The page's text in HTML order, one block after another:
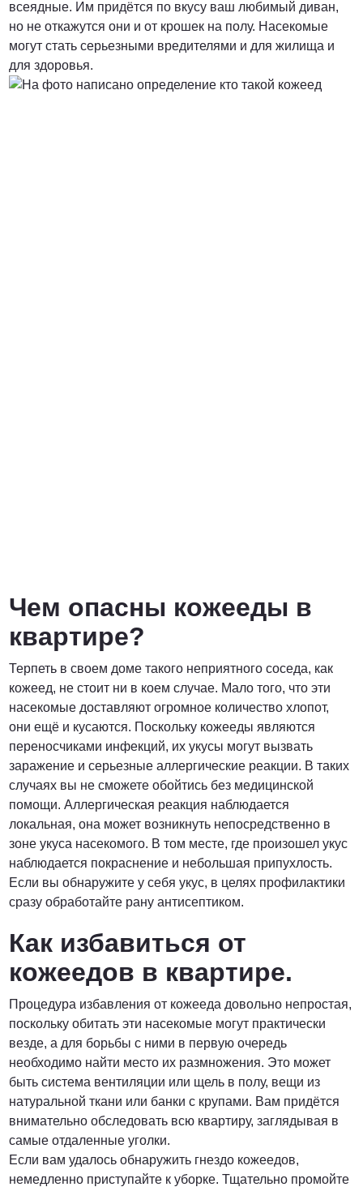
всеядные. Им придётся по вкусу ваш любимый диван,
но не откажутся они и от крошек на полу. Насекомые
могут стать серьезными вредителями и для жилища и
для здоровья.
Чем опасны кожееды в
квартире?
Терпеть в своем доме такого неприятного соседа, как
кожеед, не стоит ни в коем случае. Мало того, что эти
насекомые доставляют огромное количество хлопот,
они ещё и кусаются. Поскольку кожееды являются
переносчиками инфекций, их укусы могут вызвать
заражение и серьезные аллергические реакции. В таких
случаях вы не сможете обойтись без медицинской
помощи. Аллергическая реакция наблюдается
локальная, она может возникнуть непосредственно в
зоне укуса насекомого. В том месте, где произошел укус
наблюдается покраснение и небольшая припухлость.
Если вы обнаружите у себя укус, в целях профилактики
сразу обработайте рану антисептиком.
Как избавиться от
кожеедов в квартире.
Процедура избавления от кожееда довольно непростая,
поскольку обитать эти насекомые могут практически
везде, а для борьбы с ними в первую очередь
необходимо найти место их размножения. Это может
быть система вентиляции или щель в полу, вещи из
натуральной ткани или банки с крупами. Вам придётся
внимательно обследовать всю квартиру, заглядывая в
самые отдаленные уголки.
Если вам удалось обнаружить гнездо кожеедов,
немедленно приступайте к уборке. Тщательно промойте